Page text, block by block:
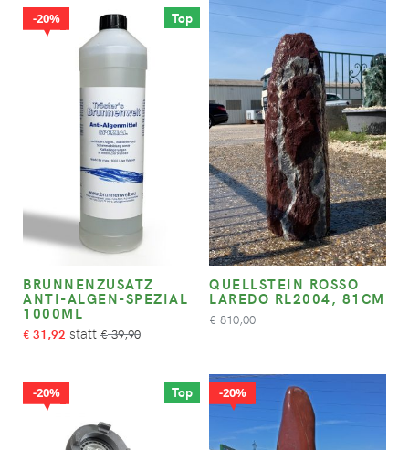
Top
20%
BRUNNENZUSATZ
ANTI-ALGEN-SPEZIAL
1000ML
€ 31,92 €39,90
QUELLSTEIN ROSSO
LAREDO RL2004, 81CM
€ 810,00
Top
20% 20%